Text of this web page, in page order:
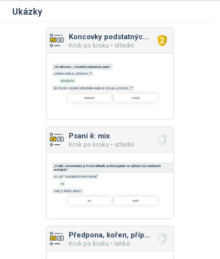
Ukázky
Koncovky podstatných jmen: mix
Krok po kroku • střední
Psaní ě: mix
Krok po kroku • střední
Předpona, kořen, přípona, koncovka
Krok po kroku • lehké